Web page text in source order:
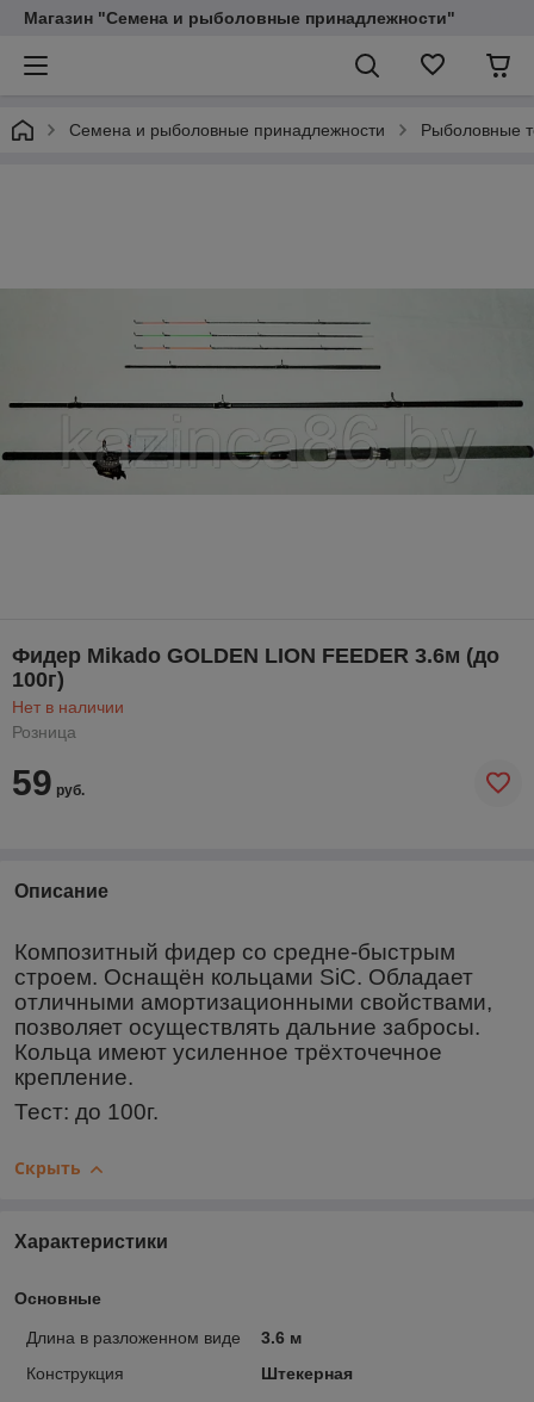
Магазин "Семена и рыболовные принадлежности"
Семена и рыболовные принадлежности Рыболовные
Фидер Mikado GOLDEN LION FEEDER 3.6м (до
100г)
Нет в наличии
Розница
59 руб.
Описание
Композитный фидер со средне-быстрым
строем. Оснащён кольцами SiC. Обладает
отличными амортизационными свойствами,
позволяет осуществлять дальние забросы.
Кольца имеют усиленное трёхточечное
крепление.
Тест: до 100г.
Скрыть
Характеристики
Основные
Длина в разложенном виде
3.6 м
Конструкция
Штекерная